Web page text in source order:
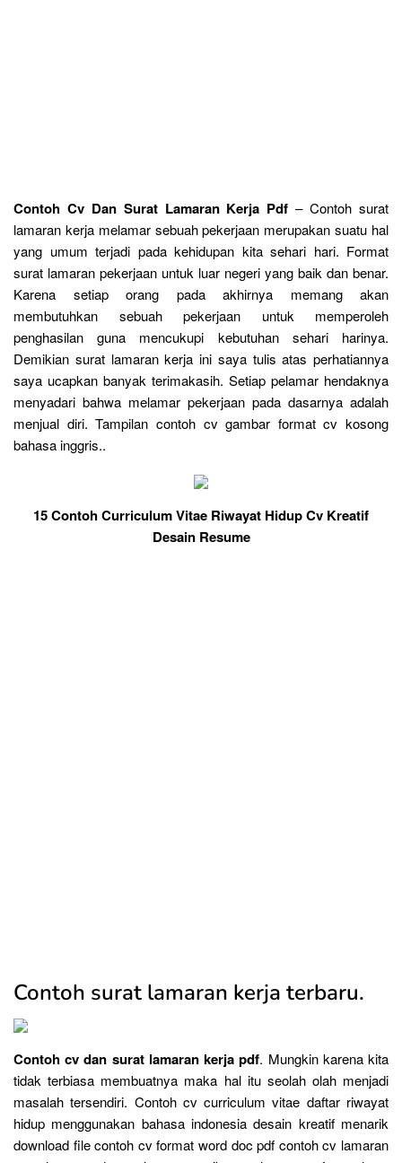
Contoh Cv Dan Surat Lamaran Kerja Pdf – Contoh surat
lamaran kerja melamar sebuah pekerjaan merupakan suatu hal
yang umum terjadi pada kehidupan kita sehari hari. Format
surat lamaran pekerjaan untuk luar negeri yang baik dan benar.
Karena setiap orang pada akhirnya memang akan
membutuhkan sebuah pekerjaan untuk memperoleh
penghasilan guna mencukupi kebutuhan sehari harinya.
Demikian surat lamaran kerja ini saya tulis atas perhatiannya
saya ucapkan banyak terimakasih. Setiap pelamar hendaknya
menyadari bahwa melamar pekerjaan pada dasarnya adalah
menjual diri. Tampilan contoh cv gambar format cv kosong
bahasa inggris..
15 Contoh Curriculum Vitae Riwayat Hidup Cv Kreatif
Desain Resume
Contoh surat lamaran kerja terbaru.
Contoh cv dan surat lamaran kerja pdf. Mungkin karena kita
tidak terbiasa membuatnya maka hal itu seolah olah menjadi
masalah tersendiri. Contoh cv curriculum vitae daftar riwayat
hidup menggunakan bahasa indonesia desain kreatif menarik
download file contoh cv format word doc pdf contoh cv lamaran